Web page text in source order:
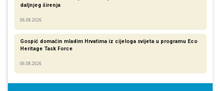
daljnjeg širenja
06.08.2026
Gospić domaćin mladim Hrvatima iz cijeloga svijeta u programu Eco
Heritage Task Force
06.08.2026